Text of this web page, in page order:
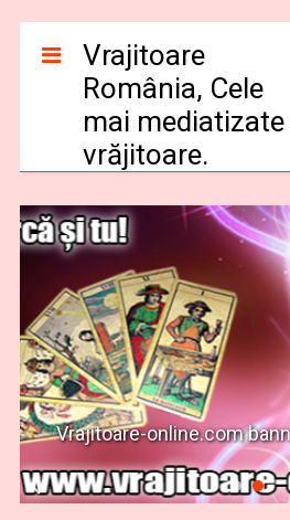
Vrajitoare
România, Cele
mai mediatizate
vrăjitoare.
Vrajitoare-online.com